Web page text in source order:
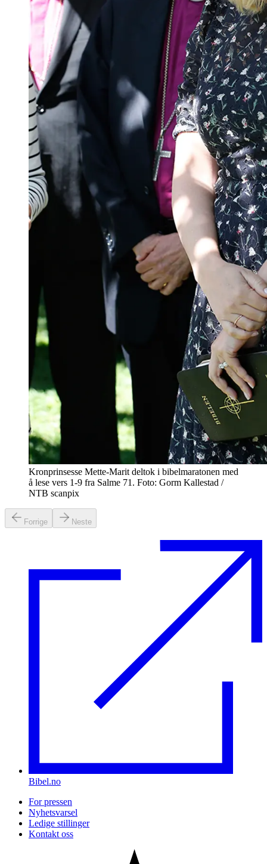
Kronprinsesse Mette-Marit deltok i bibelmaratonen med
å lese vers 1-9 fra Salme 71. Foto: Gorm Kallestad /
NTB scanpix
Forrige Neste
Bibel.no
For pressen
Nyhetsvarsel
Ledige stillinger
Kontakt oss